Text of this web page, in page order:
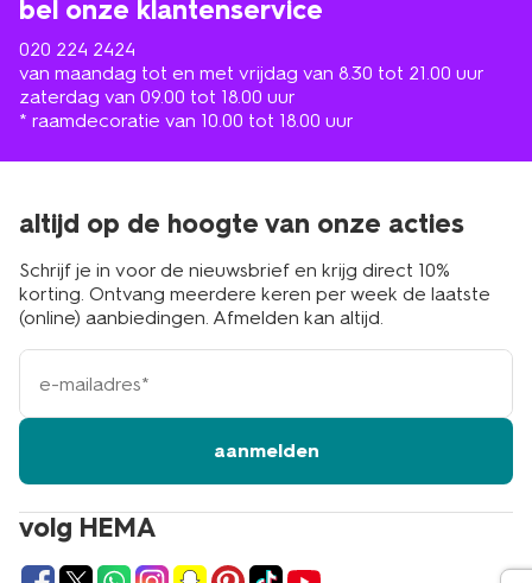
bel onze klantenservice
020 224 2424
van maandag tot en met vrijdag van 8.30 tot 21.00 uur
zaterdag van 09.00 tot 18.00 uur
* raamdecoratie van 10.00 tot 18.00 uur
volg HEMA
altijd op de hoogte van onze acties
Schrijf je in voor de nieuwsbrief en krijg direct 10%
korting. Ontvang meerdere keren per week de laatste
(online) aanbiedingen. Afmelden kan altijd.
e-
mailadres
aanmelden